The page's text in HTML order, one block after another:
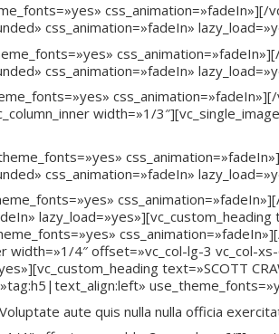
css_animation=»fadeIn»][/
css_animation=»fadeIn»
css_animation=»fadeIn»
width=»1/
css_animation=»fadeIn»
width=»1/4″ offset=»vc_col-lg-3 vc_col-
text=»SCOTT
aute quis nulla nulla officia